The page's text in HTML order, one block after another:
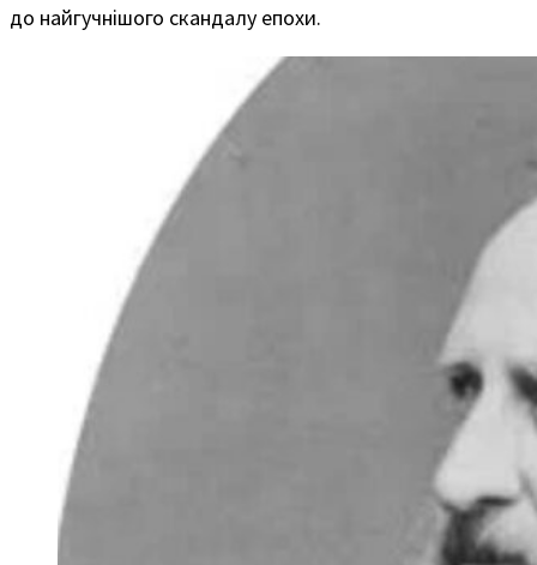
до найгучнішого скандалу епохи.